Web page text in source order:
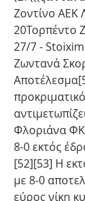
Ζοντίνο ΑΕΚ
20Τορπέντο
27/7 -
Ζωντανά
Φλοριάνα ΦΚ
8-0 εκτός
[52][53] Η
με 8-0
εύρος νίκη